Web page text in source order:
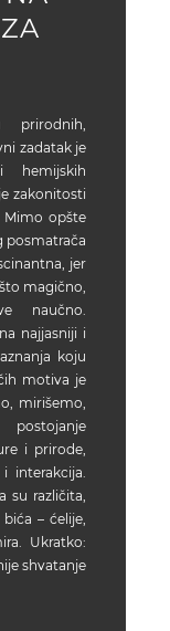
zadatak je
hemijskih
zakonitosti
Mimo opšte
posmatrača
jer
magično,
naučno.
najjasniji i
koju
motiva je
mirišemo,
i prirode,
interakcija.
su različita,
– ćelije,
Ukratko:
shvatanje